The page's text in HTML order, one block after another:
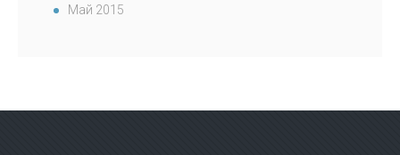
Май 2015